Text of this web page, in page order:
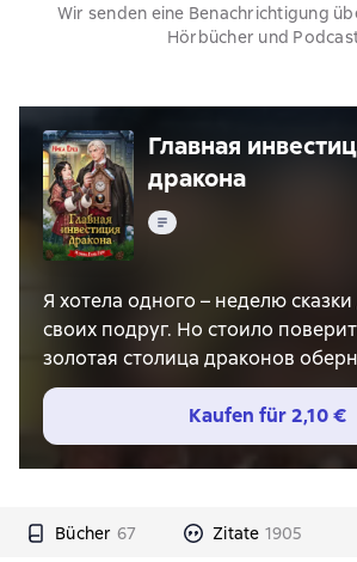
Wir senden eine Benachrichtigung
Hörbücher und
Главная
дракона
Text
Я хотела одного – неделю
своих подруг. Но стоило
золотая столица драконов
подворотней в компании
незнакомца. Его гениальный
спасению сводится к одному:
помощи у жутковатого
имении прекрасного ледяного
Kaufen für2,10 €
Bücher 67 Zitate 1905